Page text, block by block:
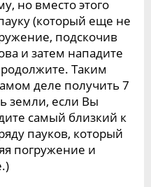
но вместо этого
(который еще не
подскочив
и затем нападите
Таким
деле получить 7
земли, если Вы
самый близкий к
пауков, который
погружение и